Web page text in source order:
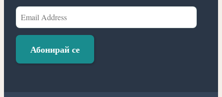
Email
Address
Абонирай се